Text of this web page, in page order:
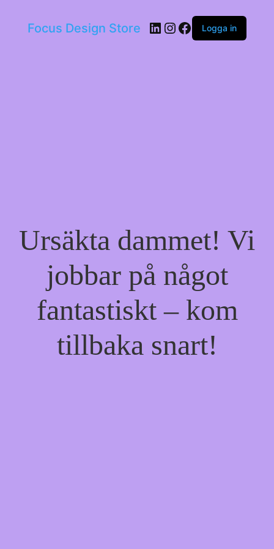
Focus Design Store LinkedIn
Instagram
Facebook
Logga in
Ursäkta dammet! Vi
jobbar på något
fantastiskt – kom
tillbaka snart!